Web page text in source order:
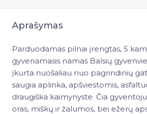
Aprašymas
Parduodamas pilnai įrengtas, 5
gyvenamasis namas Balsių
įkurta nuošaliau nuo pagrindinių
saugia aplinka, apšviestomis,
draugiška kaimynyste. Čia
oras, miškų ir žalumos, bei ežerų